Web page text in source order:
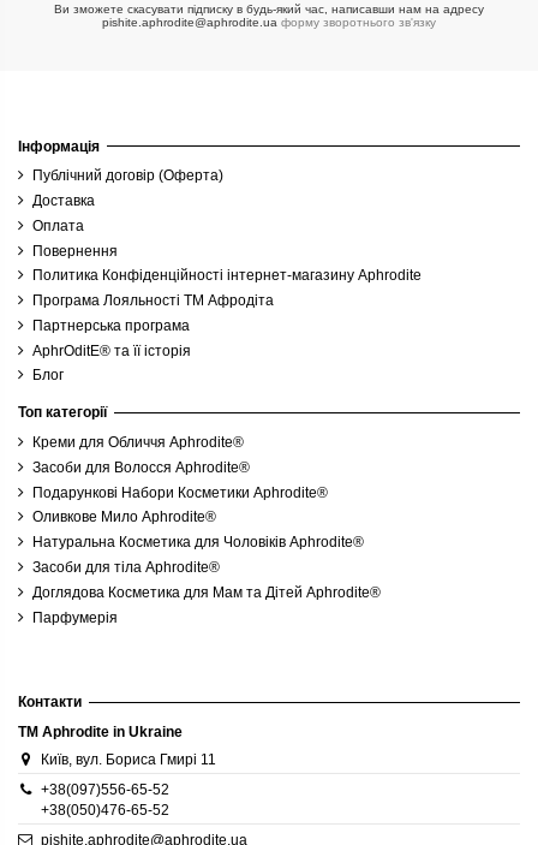
Ви зможете скасувати підписку в будь-який час, написавши нам на адресу
pishite.aphrodite@aphrodite.ua форму зворотнього зв'язку
Інформація
Публічний договір (Оферта)
Доставка
Оплата
Повернення
Политика Конфіденційності інтернет-магазину Aphrodite
Програма Лояльності ТМ Афродіта
Партнерська програма
AphrOditE® та її історія
Блог
Топ категорії
Креми для Обличчя Aphrodite®
Засоби для Волосся Aphrodite®
Подарункові Набори Косметики Aphrodite®
Оливкове Мило Aphrodite®
Натуральна Косметика для Чоловіків Aphrodite®
Засоби для тіла Aphrodite®
Доглядова Косметика для Мам та Дітей Aphrodite®
Парфумерія
Контакти
TM Aphrodite in Ukraine
Київ, вул. Бориса Гмирі 11
+38(097)556-65-52
+38(050)476-65-52
pishite.aphrodite@aphrodite.ua